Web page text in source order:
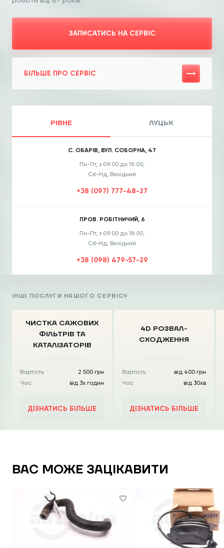
ЗАПИСАТИСЬ НА СЕРВІС
БІЛЬШЕ ПРО СЕРВІС
РІВНЕ ЛУЦЬК
С. ОБАРІВ, ВУЛ. СОБОРНА, 47
Пн-Пт, з 09:00 до 18:00,
Сб-Нд, Вихідний
+38 (097) 777-48-27
ПРОВ. РОБІТНИЧИЙ, 6
Пн-Пт, з 09:00 до 18:00,
Сб-Нд, Вихідний
+38 (098) 479-57-29
ІНШІ ПОСЛУГИ НАШОГО СЕРВІСУ
ЧИСТКА CАЖОВИХ
ФІЛЬТРІВ ТА
КАТАЛІЗАТОРІВ
Вартість
2 500 грн
Час
від 3х годин
ДІЗНАТИСЬ БІЛЬШЕ
4D РОЗВАЛ-
СХОДЖЕННЯ
Вартість
від 400 грн
Час
від 30хв
ДІЗНАТИСЬ БІЛЬШЕ
ВАС МОЖЕ ЗАЦІКАВИТИ